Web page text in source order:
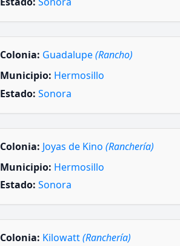
Colonia: Guadalupe(Rancho)
Municipio: Hermosillo
Estado: Sonora
Colonia: Joyas de Kino (Ranchería)
Municipio: Hermosillo
Estado: Sonora
Colonia: Kilowatt(Ranchería)